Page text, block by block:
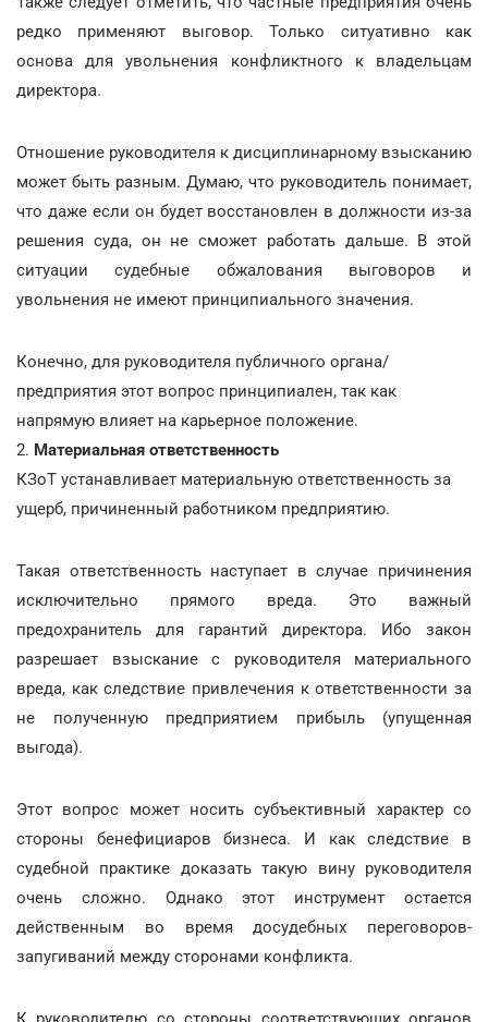
редко применяют выговор. Только ситуативно как
основа для увольнения конфликтного к владельцам
директора.
Отношение руководителя к дисциплинарному взысканию
может быть разным. Думаю, что руководитель понимает,
что даже если он будет восстановлен в должности из-за
решения суда, он не сможет работать дальше. В этой
ситуации судебные обжалования выговоров и
увольнения не имеют принципиального значения.
Конечно, для руководителя публичного органа/
предприятия этот вопрос принципиален, так как
напрямую влияет на карьерное положение.
2. Материальная ответственность
КЗоТ устанавливает материальную ответственность за
ущерб, причиненный работником предприятию.
Такая ответственность наступает в случае причинения
исключительно прямого вреда. Это важный
предохранитель для гарантий директора. Ибо закон
разрешает взыскание с руководителя материального
вреда, как следствие привлечения к ответственности за
не полученную предприятием прибыль (упущенная
выгода).
Этот вопрос может носить субъективный характер со
стороны бенефициаров бизнеса. И как следствие в
судебной практике доказать такую вину руководителя
очень сложно. Однако этот инструмент остается
действенным во время досудебных переговоров-
запугиваний между сторонами конфликта.